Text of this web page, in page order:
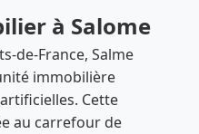
à Salome
de-France, Salme
immobilière
Cette
au carrefour de